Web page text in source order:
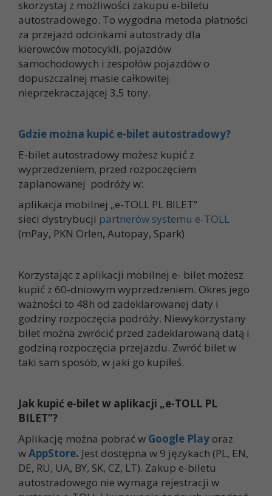
skorzystaj z możliwości zakupu e-biletu
autostradowego. To wygodna metoda płatności
za przejazd odcinkami autostrady dla
kierowców motocykli, pojazdów
samochodowych i zespołów pojazdów o
dopuszczalnej masie całkowitej
nieprzekraczającej 3,5 tony.
Gdzie można kupić e-bilet autostradowy?
E-bilet autostradowy możesz kupić z
wyprzedzeniem, przed rozpoczęciem
zaplanowanej podróży w:
aplikacja mobilnej „e-TOLL PL BILET”
sieci dystrybucji partnerów systemu e-TOLL
(mPay, PKN Orlen, Autopay, Spark)
Korzystając z aplikacji mobilnej e- bilet możesz
kupić z 60-dniowym wyprzedzeniem. Okres jego
ważności to 48h od zadeklarowanej daty i
godziny rozpoczęcia podróży. Niewykorzystany
bilet można zwrócić przed zadeklarowaną datą i
godziną rozpoczęcia przejazdu. Zwróć bilet w
taki sam sposób, w jaki go kupiłeś.
Jak kupić e-bilet w aplikacji „e-TOLL PL
BILET”?
Aplikację można pobrać w Google Play oraz
wAppStore. Jest dostępna w 9 językach (PL, EN,
DE, RU, UA, BY, SK, CZ, LT). Zakup e-biletu
autostradowego nie wymaga rejestracji w